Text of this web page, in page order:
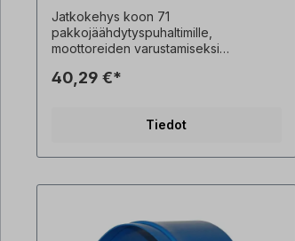
Jatkokehys koon 71
pakkojäähdytyspuhaltimille,
moottoreiden varustamiseksi
lyhentämättä akselia . Ainoastaan
voida tilata erikseen! Kaikki tuotekuvat
muutokset ovat mahdollisia.
40,29 €*
Tiedot